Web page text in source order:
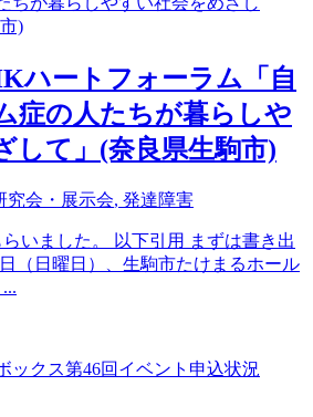
ハートフォーラム「自
症の人たちが暮らしや
して」(奈良県生駒市)
究会・展示会, 発達障害
いました。 以下引用 まずは書き出
（日曜日）、生駒市たけまるホール